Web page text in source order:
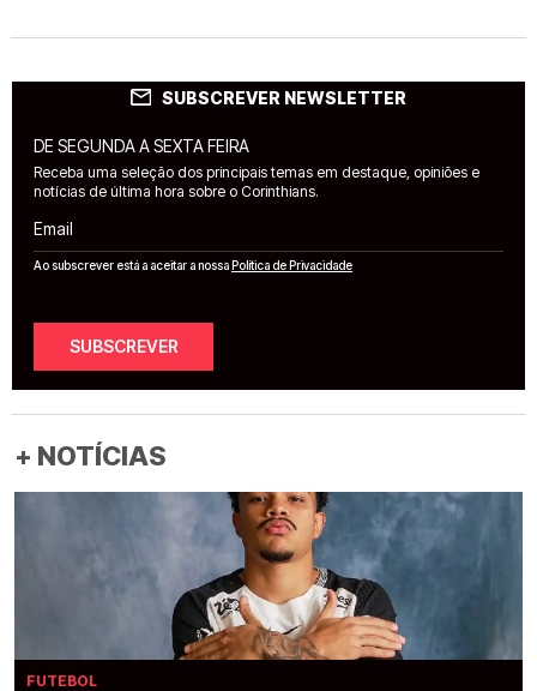
SUBSCREVER NEWSLETTER
DE SEGUNDA A SEXTA FEIRA
Receba uma seleção dos principais temas em destaque, opiniões e
notícias de última hora sobre o Corinthians.
Email
Ao subscrever está a aceitar a nossaPolítica de Privacidade
SUBSCREVER
+ NOTÍCIAS
FUTEBOL